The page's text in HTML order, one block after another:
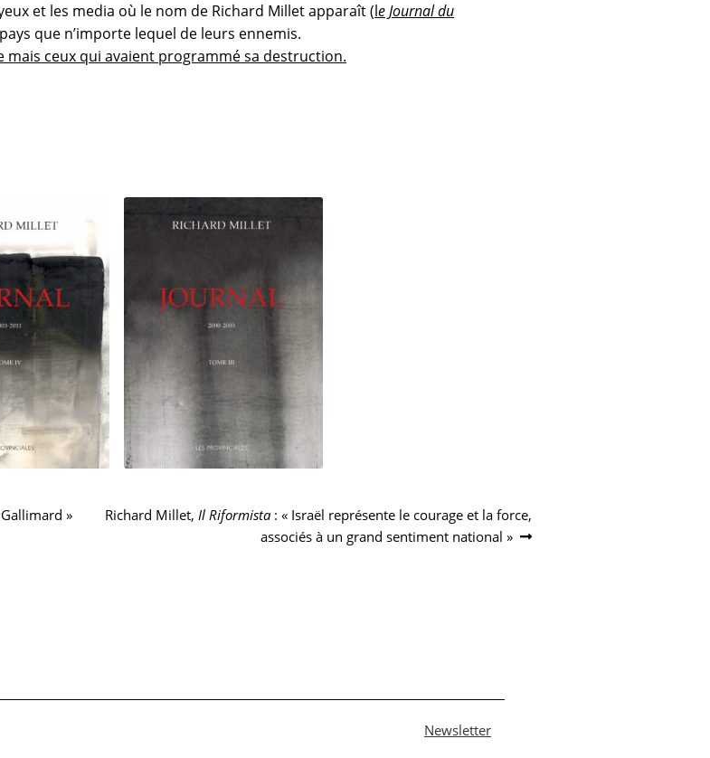
et les media où le nom de Richard Millet apparaît (le Journal du
que n’importe lequel de leurs ennemis.
mais ceux qui avaient programmé sa destruction.
»
Article
Richard Millet, Il Riformista: « Israël représente le courage et la force,
associés à un grand sentiment national »
Newsletter